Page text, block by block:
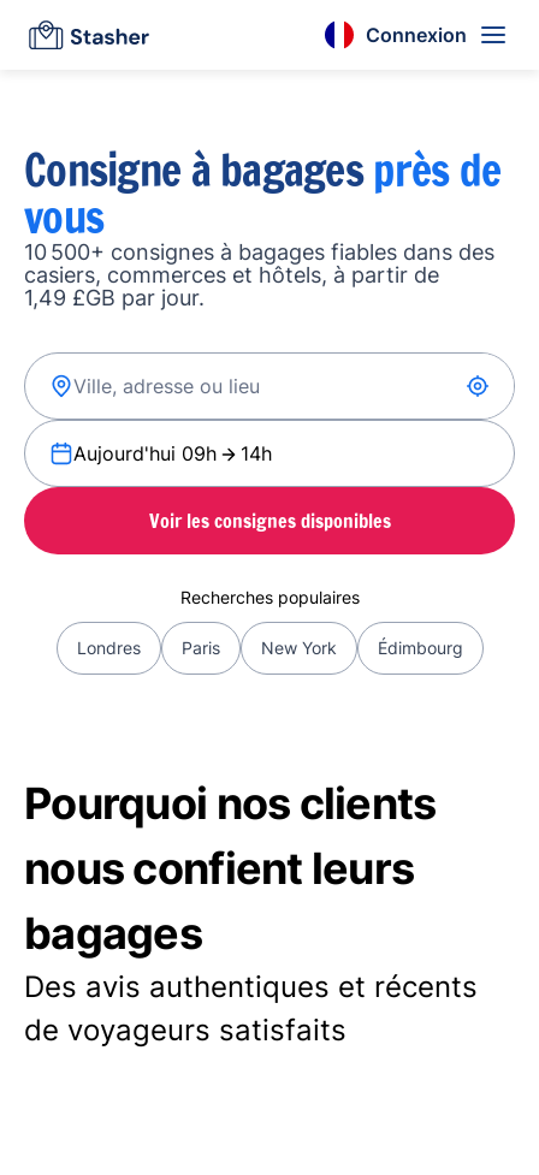
Connexion
Consigne à bagagesprès de
vous
10 500+ consignes à bagages fiables dans des
casiers, commerces et hôtels, à partir de
1,49 £GB par jour.
Aujourd'hui 09h 14h
Voir les consignes disponibles
Recherches populaires
Londres Paris New York Édimbourg
Pourquoi nos clients
nous confient leurs
bagages
Des avis authentiques et récents
de voyageurs satisfaits